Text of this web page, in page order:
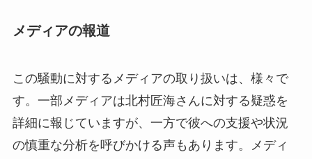
メディアの報道
この騒動に対するメディアの取り扱いは、様々で
す。一部メディアは北村匠海さんに対する疑惑を
詳細に報じていますが、一方で彼への支援や状況
の慎重な分析を呼びかける声もあります。メディ